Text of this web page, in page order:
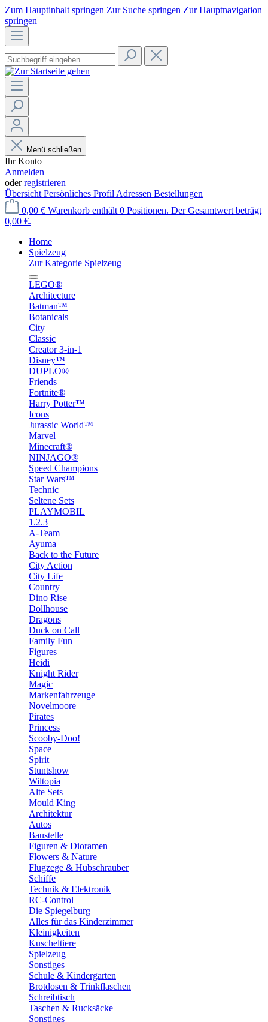
Zum Hauptinhalt springen Zur Suche springen Zur Hauptnavigation
springen
Menü schließen
Ihr Konto
Anmelden
oderregistrieren
Übersicht Persönliches Profil Adressen Bestellungen
0,00 € Warenkorb enthält 0 Positionen. Der Gesamtwert beträgt
0,00 €.
Home
Spielzeug
Zur Kategorie Spielzeug
LEGO®
Architecture
Batman™
Botanicals
City
Classic
Creator 3-in-1
Disney™
DUPLO®
Friends
Fortnite®
Harry Potter™
Icons
Jurassic World™
Marvel
Minecraft®
NINJAGO®
Speed Champions
Star Wars™
Technic
Seltene Sets
PLAYMOBIL
1.2.3
A-Team
Ayuma
Back to the Future
City Action
City Life
Country
Dino Rise
Dollhouse
Dragons
Duck on Call
Family Fun
Figures
Heidi
Knight Rider
Magic
Markenfahrzeuge
Novelmoore
Pirates
Princess
Scooby-Doo!
Space
Spirit
Stuntshow
Wiltopia
Alte Sets
Mould King
Architektur
Autos
Baustelle
Figuren & Dioramen
Flowers & Nature
Flugzege & Hubschrauber
Schiffe
Technik & Elektronik
RC-Control
Die Spiegelburg
Alles für das Kinderzimmer
Kleinigkeiten
Kuscheltiere
Spielzeug
Sonstiges
Schule & Kindergarten
Brotdosen & Trinkflaschen
Schreibtisch
Taschen & Rucksäcke
Sonstiges